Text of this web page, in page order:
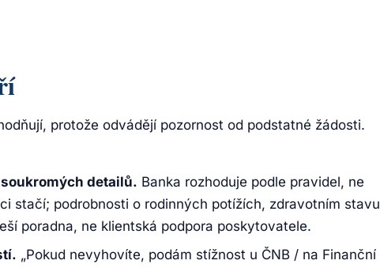
protože odvádějí pozornost od podstatné žádosti.
detailů. Banka rozhoduje podle pravidel, ne
stačí; podrobnosti o rodinných potížích, zdravotním stavu
poradna, ne klientská podpora poskytovatele.
„Pokud nevyhovíte, podám stížnost u ČNB / na Finanční